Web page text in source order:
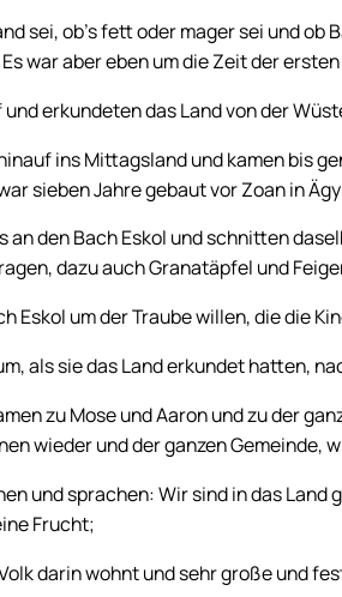
sei, ob’s fett oder mager sei und
war aber eben um die Zeit der
erkundeten das Land von der
ins Mittagsland und kamen bis
sieben Jahre gebaut vor Zoan in
an den Bach Eskol und schnitten
dazu auch Granatäpfel und
Eskol um der Traube willen, die die
als sie das Land erkundet hatten,
zu Mose und Aaron und zu der
wieder und der ganzen Gemeinde,
und sprachen: Wir sind in das
Frucht;
darin wohnt und sehr große und